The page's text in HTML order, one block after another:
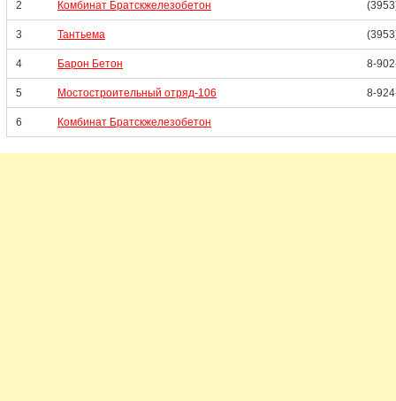
2 Комбинат Братскжелезобетон
3 Тантьема
4 Барон Бетон 8-
5 Мостостроительный отряд-106 8-
6 Комбинат Братскжелезобетон